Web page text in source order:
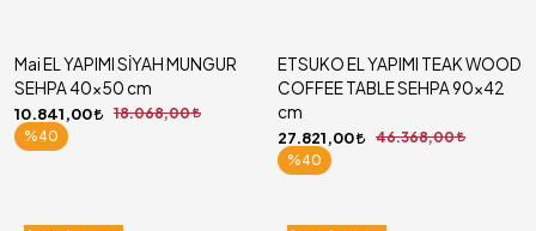
Mai EL YAPIMI SİYAH MUNGUR
SEHPA 40x50 cm
10.841,00
18.068,00
%40
ETSUKO EL YAPIMI TEAK WOOD
COFFEE TABLE SEHPA 90x42
cm
27.821,00
46.368,00
%40